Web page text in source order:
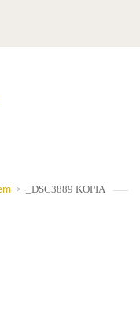
> _DSC3889 KOPIA